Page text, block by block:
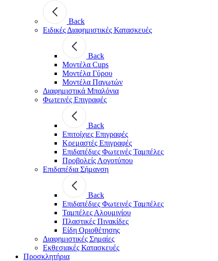
Back
Ειδικές Διαφημιστικές Κατασκευές
Back
Μοντέλα Cups
Μοντέλα Γύρου
Μοντέλα Παγωτών
Διαφημιστικά Μπαλόνια
Φωτεινές Επιγραφές
Back
Επιτοίχιες Επιγραφές
Κρεμαστές Επιγραφές
Επιδαπέδιες Φωτεινές Ταμπέλες
Προβολείς Λογοτύπου
Επιδαπέδια Σήμανση
Back
Επιδαπέδιες Φωτεινές Ταμπέλες
Ταμπέλες Αλουμινίου
Πλαστικές Πινακίδες
Είδη Οριοθέτησης
Διαφημιστικές Σημαίες
Εκθεσιακές Κατασκευές
Προσκλητήρια